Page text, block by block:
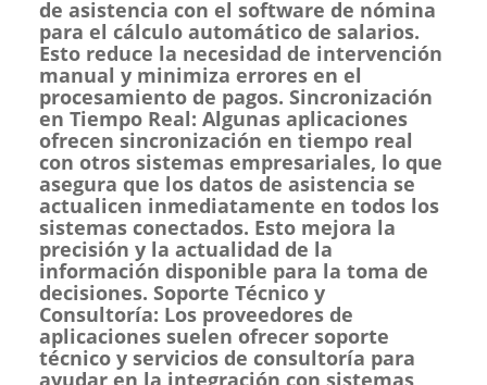
de asistencia con el software de nómina
para el cálculo automático de salarios.
Esto reduce la necesidad de intervención
manual y minimiza errores en el
procesamiento de pagos. Sincronización
en Tiempo Real: Algunas aplicaciones
ofrecen sincronización en tiempo real
con otros sistemas empresariales, lo que
asegura que los datos de asistencia se
actualicen inmediatamente en todos los
sistemas conectados. Esto mejora la
precisión y la actualidad de la
información disponible para la toma de
decisiones. Soporte Técnico y
Consultoría: Los proveedores de
aplicaciones suelen ofrecer soporte
técnico y servicios de consultoría para